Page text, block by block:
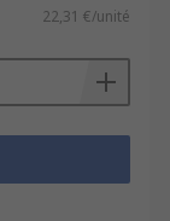
22,31 €/unité